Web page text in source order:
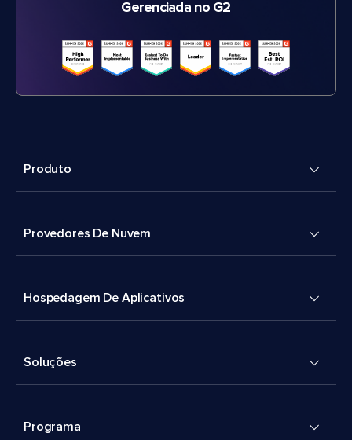
Gerenciada no G2
Produto
Provedores De Nuvem
Hospedagem De Aplicativos
Soluções
Programa